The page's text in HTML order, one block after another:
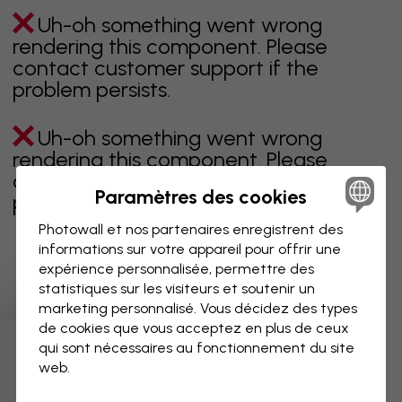
Uh-oh something went wrong
rendering this component. Please
contact customer support if the
problem persists.
Uh-oh something went wrong
rendering this component. Please
contact customer support if the
problem persists.
Page 1 sur 1 pages
Découvrez plus de catégories
Paramètres des cookies
Photowall et nos partenaires enregistrent des
informations sur votre appareil pour offrir une
expérience personnalisée, permettre des
statistiques sur les visiteurs et soutenir un
marketing personnalisé. Vous décidez des types
de cookies que vous acceptez en plus de ceux
qui sont nécessaires au fonctionnement du site
web.